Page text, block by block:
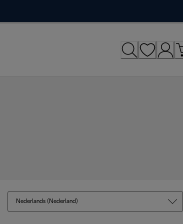
Nederlands (Nederland)